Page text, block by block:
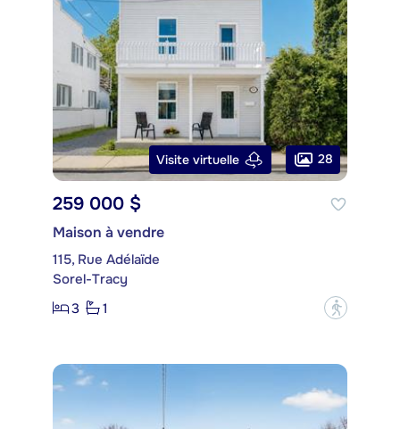
Visite virtuelle 28
259 000 $
Maison à vendre
115, Rue Adélaïde
Sorel-Tracy
3
1 ?